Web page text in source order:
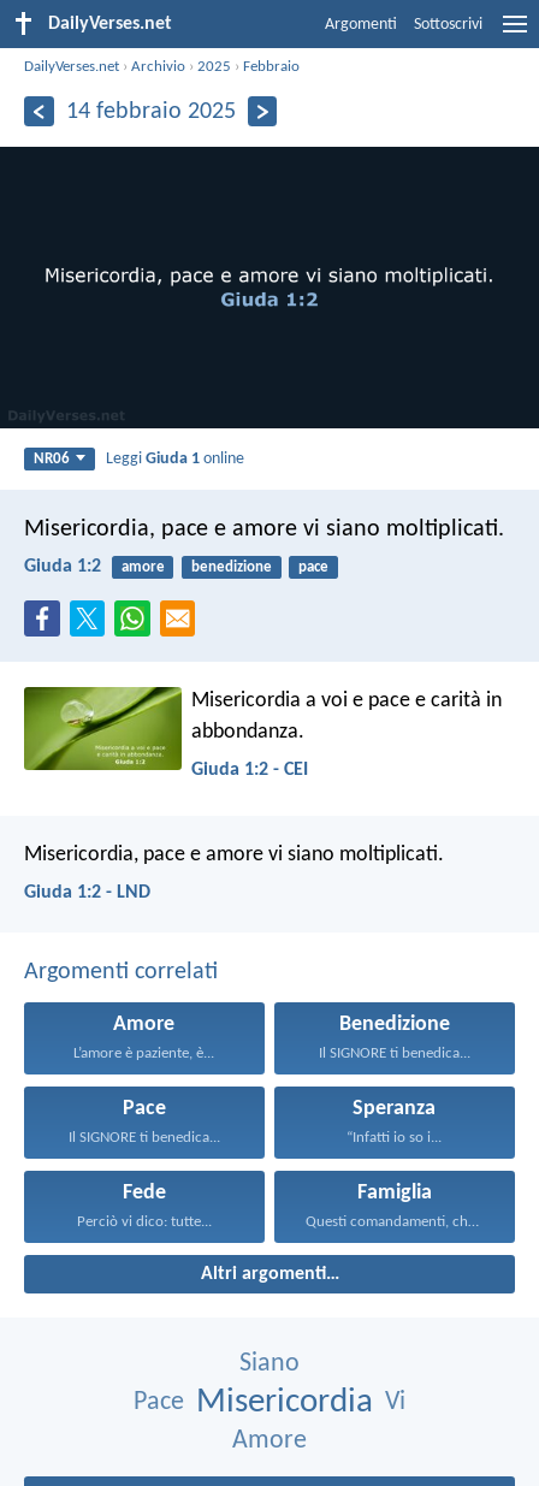
DailyVerses.net Argomenti Sottoscrivi
DailyVerses.net ›Archivio ›2025 ›Febbraio
14 febbraio 2025
NR06 LeggiGiuda 1 online
Misericordia, pace e amore vi siano moltiplicati.
Giuda 1:2 amore benedizione pace
Misericordia a voi e pace e carità in
abbondanza.
Giuda 1:2 - CEI
Misericordia, pace e amore vi siano moltiplicati.
Giuda 1:2 - LND
Argomenti correlati
Amore
L’amore è paziente, è...
Benedizione
Il SIGNORE ti benedica...
Pace
Il SIGNORE ti benedica...
Speranza
“Infatti io so i...
Fede
Perciò vi dico: tutte...
Famiglia
Questi comandamenti, che oggi...
Altri argomenti…
Siano
Pace
Misericordia Vi
Amore